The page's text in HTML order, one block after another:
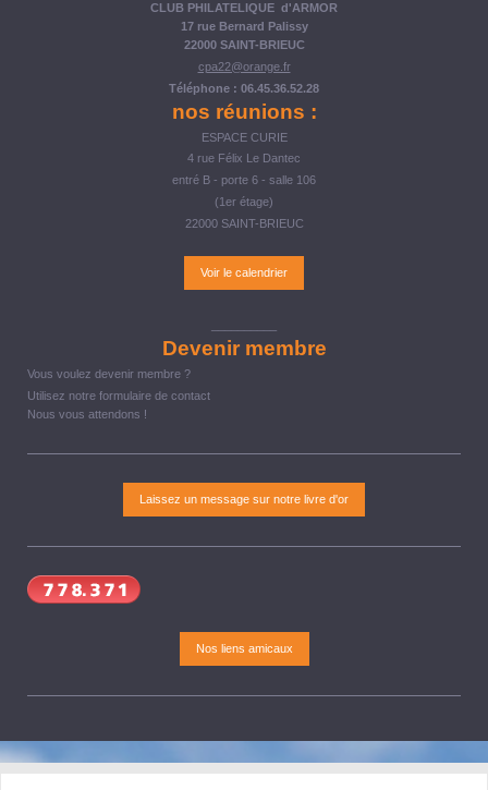
CLUB PHILATELIQUE d'ARMOR
17 rue Bernard Palissy
22000 SAINT-BRIEUC
cpa22@orange.fr
Téléphone : 06.45.36.52.28
nos réunions :
ESPACE CURIE
4 rue Félix Le Dantec
entré B - porte 6 - salle 106
(1er étage)
22000 SAINT-BRIEUC
Voir le calendrier
Devenir membre
Vous voulez devenir membre ?
Utilisez notre formulaire de contact
Nous vous attendons !
Laissez un message sur notre livre d'or
Nos liens amicaux